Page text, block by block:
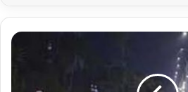
उत्तराखंड